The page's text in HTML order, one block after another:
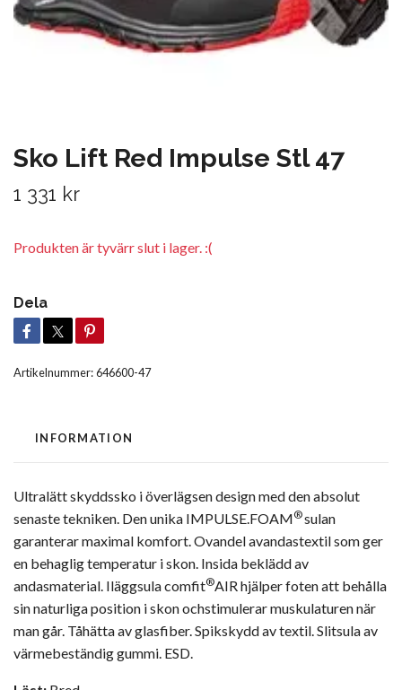
Sko Lift Red Impulse Stl 47
1 331 kr
Produkten är tyvärr slut i lager. :(
Dela
Artikelnummer:646600-47
INFORMATION
Ultralätt skyddssko i överlägsen design med den absolut
senaste tekniken. Den unika IMPULSE.FOAM®sulan
garanterar maximal komfort. Ovandel avandastextil som ger
en behaglig temperatur i skon. Insida beklädd av
andasmaterial. Iläggsula comfit®AIR hjälper foten att behålla
sin naturliga position i skon ochstimulerar muskulaturen när
man går. Tåhätta av glasfiber. Spikskydd av textil. Slitsula av
värmebeständig gummi. ESD.